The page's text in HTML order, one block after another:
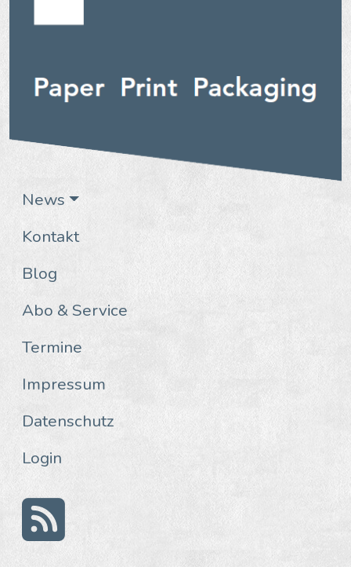
News
Kontakt
Blog
Abo & Service
Termine
Impressum
Datenschutz
Login